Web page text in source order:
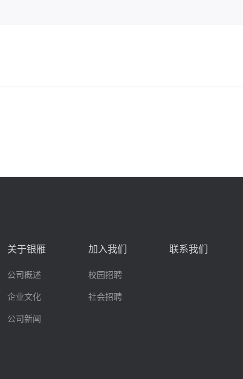
关于银雁
公司概述
企业文化
公司新闻
加入我们
校园招聘
社会招聘
联系我们